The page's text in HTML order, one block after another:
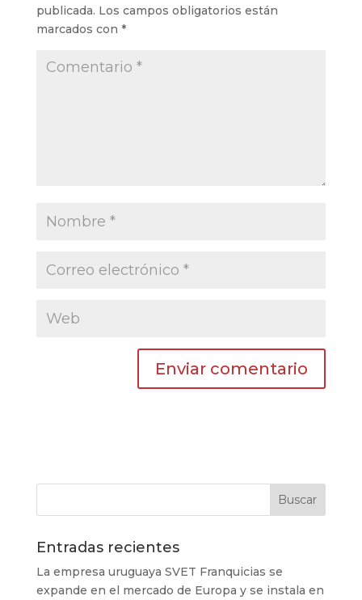
publicada. Los campos obligatorios están
marcados con *
Entradas recientes
La empresa uruguaya SVET Franquicias se
expande en el mercado de Europa y se instala en